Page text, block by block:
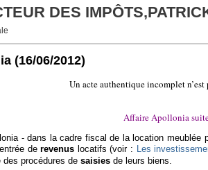
DES
(16/06/2012)
Un acte authentique incomplet n’est
Affaire Apollonia
- dans la cadre fiscal de la location meublée
derevenus locatifs (voir : Les
des procédures desaisiesde leurs biens.